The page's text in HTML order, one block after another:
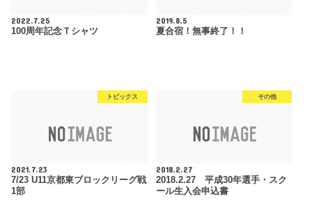
2022.7.25
100周年記念Ｔシャツ
2019.8.5
夏合宿！無事終了！！
トピックス
2021.7.23
7/23 U11京都東ブロックリーグ戦
1部
その他
2018.2.27
2018.2.27 平成30年選手・スク
ール生入会申込書